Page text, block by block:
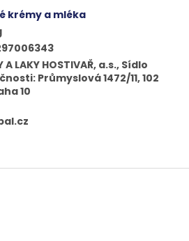
krémy a mléka
A LAKY HOSTIVAŘ, a.s., Sídlo
Průmyslová 1472/11, 102
10